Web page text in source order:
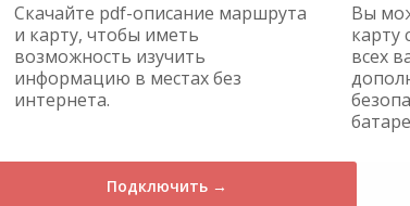
Скачайте pdf-описание маршрута
и карту, чтобы иметь
возможность изучить
информацию в местах без
интернета.
Вы
карту
всех
Подключить →